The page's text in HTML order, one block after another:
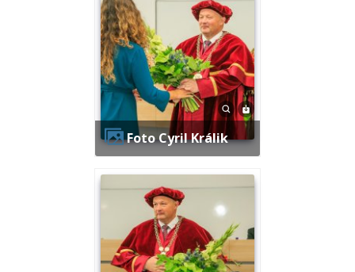
Foto Cyril Králik